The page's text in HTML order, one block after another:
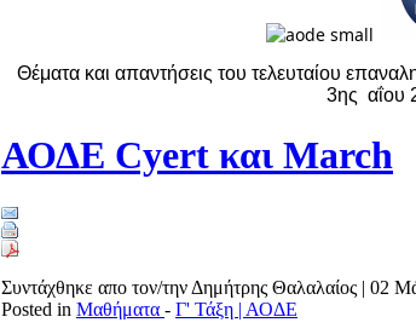
Θέματα και απαντήσεις του τελευταίου
3ης αΐου
ΑΟΔΕ Cyert και March
Συντάχθηκε απο τον/την Δημήτρης Θαλαλαίος | 02
Posted in Μαθήματα - Γ' Τάξη | ΑΟΔΕ